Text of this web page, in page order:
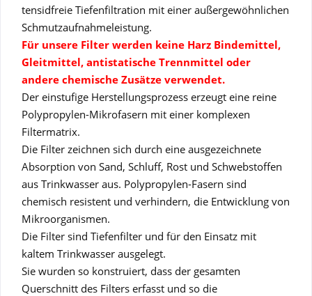
tensidfreie Tiefenfiltration mit einer außergewöhnlichen
Schmutzaufnahmeleistung.
Für unsere Filter werden keine Harz Bindemittel,
Gleitmittel, antistatische Trennmittel oder
andere chemische Zusätze verwendet.
Der einstufige Herstellungsprozess erzeugt eine reine
Polypropylen-Mikrofasern mit einer komplexen
Filtermatrix.
Die Filter zeichnen sich durch eine ausgezeichnete
Absorption von Sand, Schluff, Rost und Schwebstoffen
aus Trinkwasser aus. Polypropylen-Fasern sind
chemisch resistent und verhindern, die Entwicklung von
Mikroorganismen.
Die Filter sind Tiefenfilter und für den Einsatz mit
kaltem Trinkwasser ausgelegt.
Sie wurden so konstruiert, dass der gesamten
Querschnitt des Filters erfasst und so die